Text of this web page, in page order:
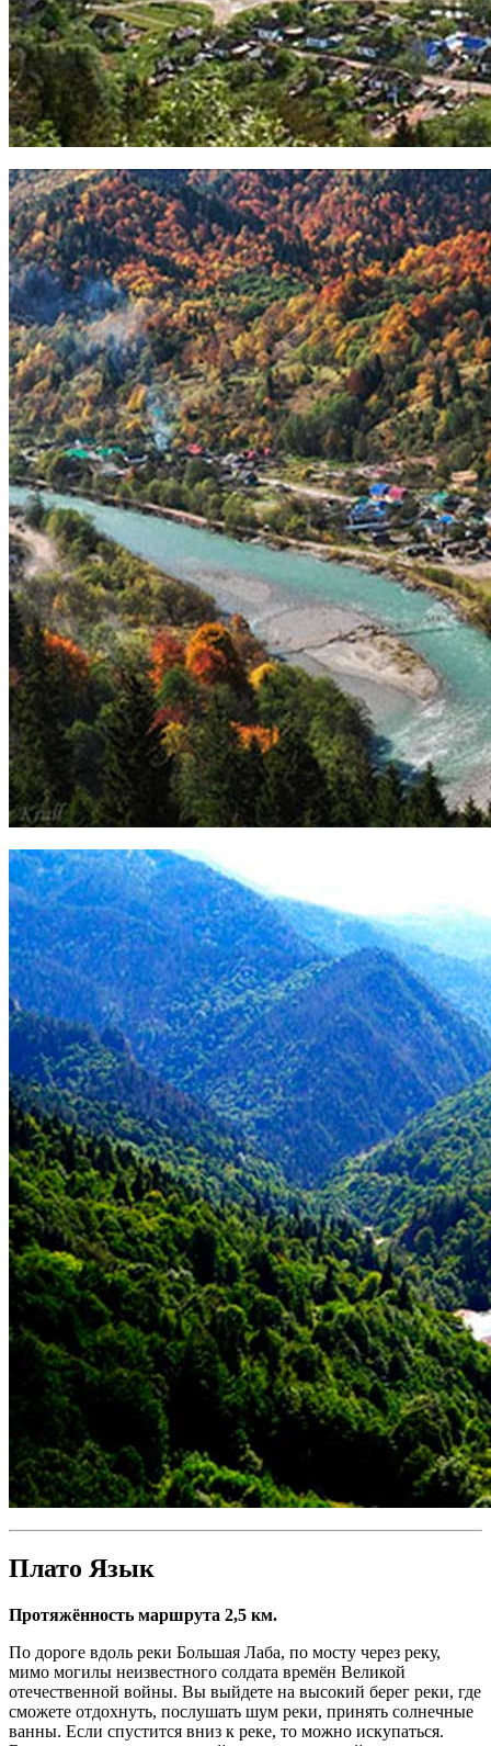
Плато Язык
Протяжённость маршрута 2,5 км.
По дороге вдоль реки Большая Лаба, по мосту через реку,
мимо могилы неизвестного солдата времён Великой
отечественной войны. Вы выйдете на высокий берег реки, где
сможете отдохнуть, послушать шум реки, принять солнечные
ванны. Если спустится вниз к реке, то можно искупаться.